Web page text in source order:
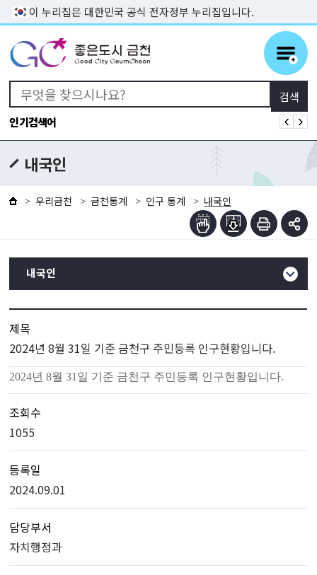
본문 바로가기
이 누리집은 대한민국 공식 전자정부 누리집입니다.
인기검색어
내국인
우리금천 금천통계 인구 통계 내국인
내국인
제목
2024년 8월 31일 기준 금천구 주민등록 인구현황입니다.
2024년 8월 31일 기준 금천구 주민등록 인구현황입니다.
조회수
1055
등록일
2024.09.01
담당부서
자치행정과